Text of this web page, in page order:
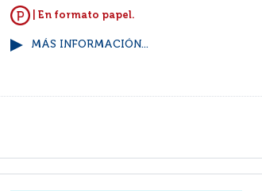
| En formato papel.
MÁS INFORMACIÓN...